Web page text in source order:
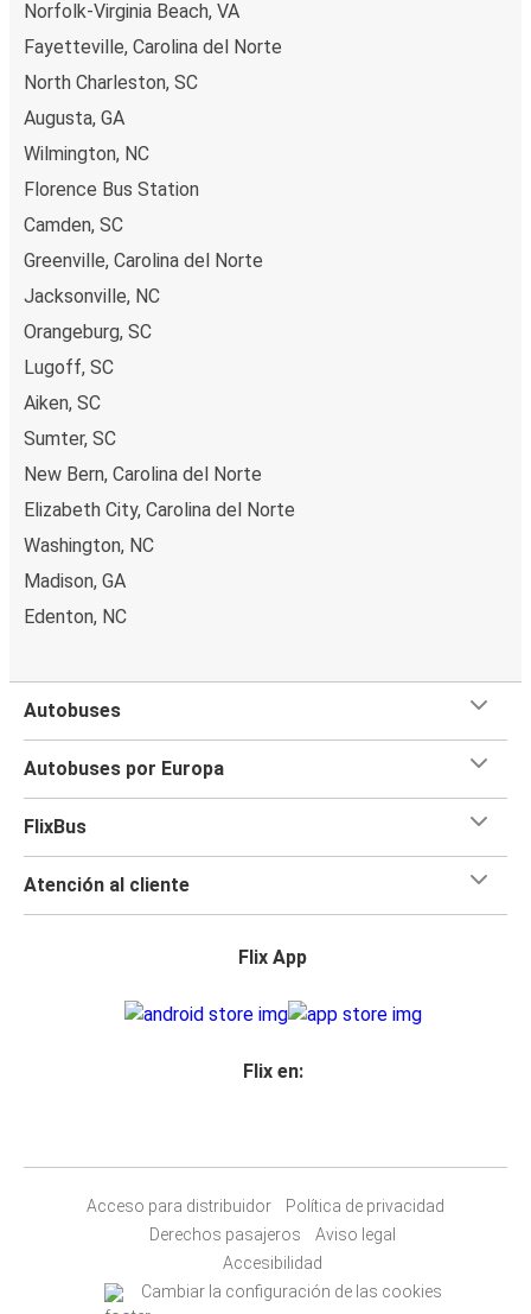
Norfolk-Virginia Beach, VA
Fayetteville, Carolina del Norte
North Charleston, SC
Augusta, GA
Wilmington, NC
Florence Bus Station
Camden, SC
Greenville, Carolina del Norte
Jacksonville, NC
Orangeburg, SC
Lugoff, SC
Aiken, SC
Sumter, SC
New Bern, Carolina del Norte
Elizabeth City, Carolina del Norte
Washington, NC
Madison, GA
Edenton, NC
Autobuses
Autobuses por Europa
FlixBus
Atención al cliente
Flix App
Flix en:
Acceso para distribuidor
Política de privacidad
Derechos pasajeros
Aviso legal
Accesibilidad
Cambiar la configuración de las cookies